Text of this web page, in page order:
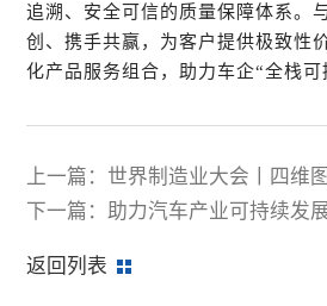
追溯、安全可信的质量保障体系。
创、携手共赢，为客户提供极致性
化产品服务组合，助力车企“全栈可
上一篇：世界制造业大会丨四维
享国产汽车芯片发展之道
下一篇：助力汽车产业可持续发
返回列表